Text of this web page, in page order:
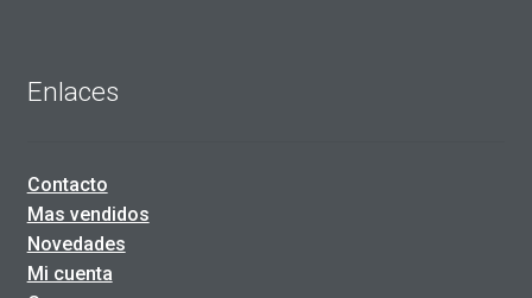
Enlaces
Contacto
Mas vendidos
Novedades
Mi cuenta